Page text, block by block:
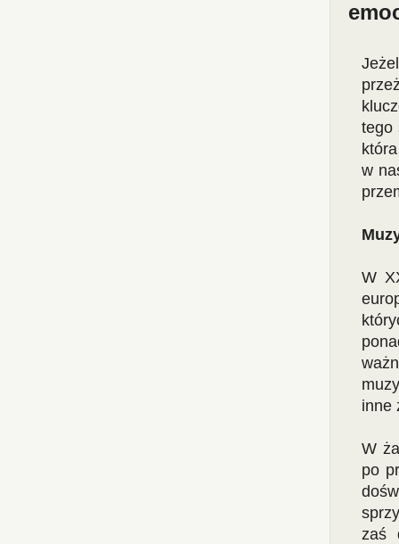
tego
w
W
inne
W
po
zaś